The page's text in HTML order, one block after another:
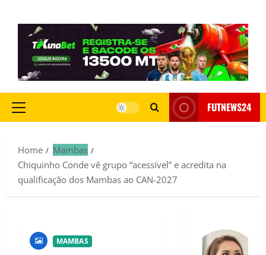
FUTNEWS24
Home
Mambas
Chiquinho Conde vê grupo “acessível” e acredita na
qualificação dos Mambas ao CAN-2027
MAMBAS